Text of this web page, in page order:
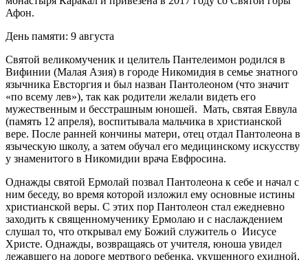
Афон.
День памяти: 9 августа
Святой великомученик и целитель Пантелеимон родился в
Вифинии (Малая Азия) в городе Никомидия в семье знатного
язычника Евсторгия и был назван Пантолеоном (что значит
«по всему лев»), так как родители желали видеть его
мужественным и бесстрашным юношей. Мать, святая Еввула
(память 12 апреля), воспитывала мальчика в христианской
вере. После ранней кончины матери, отец отдал Пантолеона в
языческую школу, а затем обучал его медицинскому искусству
у знаменитого в Никомидии врача Евфросина.
Однажды святой Ермолай позвал Пантолеона к себе и начал с
ним беседу, во время которой изложил ему основные истины
христианской веры. С этих пор Пантолеон стал ежедневно
заходить к священномученику Ермолаю и с наслаждением
слушал то, что открывал ему Божий служитель о Иисусе
Христе. Однажды, возвращаясь от учителя, юноша увидел
лежавшего на дороге мертвого ребенка, укушенного ехидной,